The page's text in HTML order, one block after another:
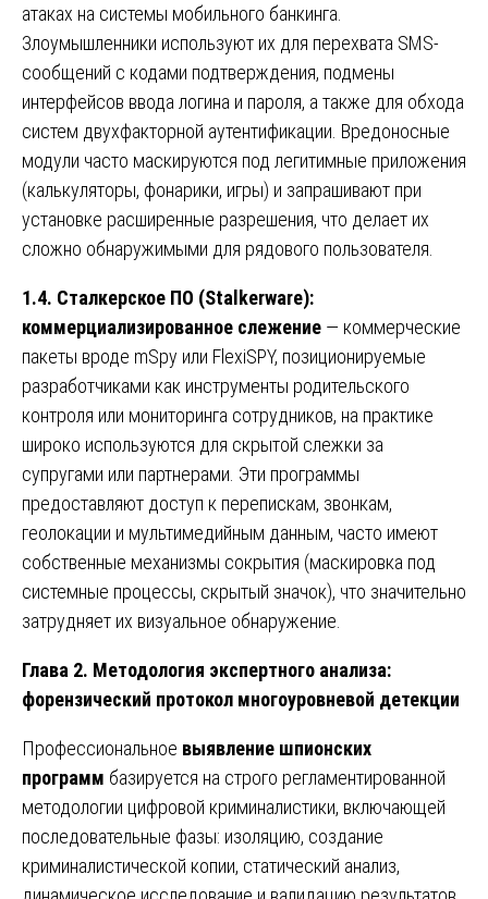
атаках на системы мобильного банкинга.
Злоумышленники используют их для перехвата SMS-
сообщений с кодами подтверждения, подмены
интерфейсов ввода логина и пароля, а также для обхода
систем двухфакторной аутентификации. Вредоносные
модули часто маскируются под легитимные приложения
(калькуляторы, фонарики, игры) и запрашивают при
установке расширенные разрешения, что делает их
сложно обнаружимыми для рядового пользователя.
1.4. Сталкерское ПО (Stalkerware):
коммерциализированное слежение — коммерческие
пакеты вроде mSpy или FlexiSPY, позиционируемые
разработчиками как инструменты родительского
контроля или мониторинга сотрудников, на практике
широко используются для скрытой слежки за
супругами или партнерами. Эти программы
предоставляют доступ к перепискам, звонкам,
геолокации и мультимедийным данным, часто имеют
собственные механизмы сокрытия (маскировка под
системные процессы, скрытый значок), что значительно
затрудняет их визуальное обнаружение.
Глава 2. Методология экспертного анализа:
форензический протокол многоуровневой детекции
Профессиональное выявление шпионских
программ базируется на строго регламентированной
методологии цифровой криминалистики, включающей
последовательные фазы: изоляцию, создание
криминалистической копии, статический анализ,